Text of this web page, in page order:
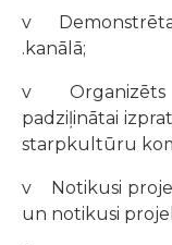
v
.kanālā;
v Organizēts
padziļinātai
starpkultūru
v Notikusi
un notikusi